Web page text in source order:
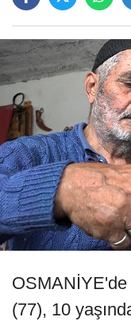
OSMANİYE'de
(77), 10